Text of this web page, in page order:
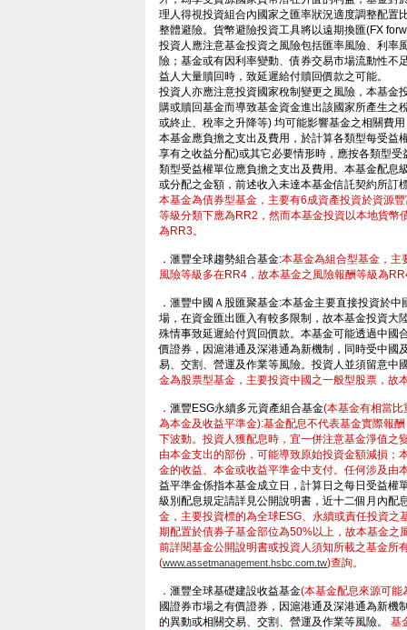
理人得視投資組合內國家之匯率狀況適度調整配置
整體避險。貨幣避險投資工具將以遠期換匯(FX
投資人應注意基金投資之風險包括匯率風險、利率
險；基金或有因利率變動、債券交易市場流動性不
益人大量贖回時，致延遲給付贖回價款之可能。
投資人亦應注意投資國家稅制變更之風險，本基金
購或贖回基金而導致基金資金進出該國家所產生之
或終止、稅率之升降等) 均可能影響基金之相關費
本基金應負擔之支出及費用，於計算各類型每受益
享有之收益分配)或其它必要情形時，應按各類型
類型受益權單位應負擔之支出及費用。本基金配息
或分配之金額，前述收入未達本基金信託契約所訂
本基金為債券型基金，主要有6成資產投資於資源
等級分類下應為RR2，然而本基金投資以本地貨幣
為RR3。
．滙豐全球趨勢組合基金:本基金為組合型基金，主
風險等級多在RR4，故本基金之風險報酬等級為
．滙豐中國Ａ股匯聚基金:本基金主要直接投資於
場，在資金匯出匯入有較多限制，故本基金投資大
殊情事致延遲給付買回價款。本基金可能透過中國
價證券，因滬港通及深港通為新機制，同時受中國
易、交割、營運及作業等風險。投資人並須留意
金為股票型基金，主要投資中國之一般型股票，故
．滙豐ESG永續多元資產組合基金(本基金有相當比
為本金及收益平準金):基金配息不代表基金實際報
下波動。投資人獲配息時，宜一併注意基金淨值之
由本金支出的部份，可能導致原始投資金額減損；
金的收益、本金或收益平準金中支付。任何涉及由
益平準金係指本基金成立日，計算日之每日受益權
級別配息規定請詳見公開說明書，近十二個月內
金，主要投資標的為全球ESG、永續或責任投資
期配置於債券子基金部位為50%以上，故本基金
前詳閱基金公開說明書或投資人須知所載之基金所
(www.assetmanagement.hsbc.com.tw)查詢。
．滙豐全球基礎建設收益基金(本基金配息來源可能
國證券市場之有價證券，因滬港通及深港通為新
的異動或相關交易、交割、營運及作業等風險。 基